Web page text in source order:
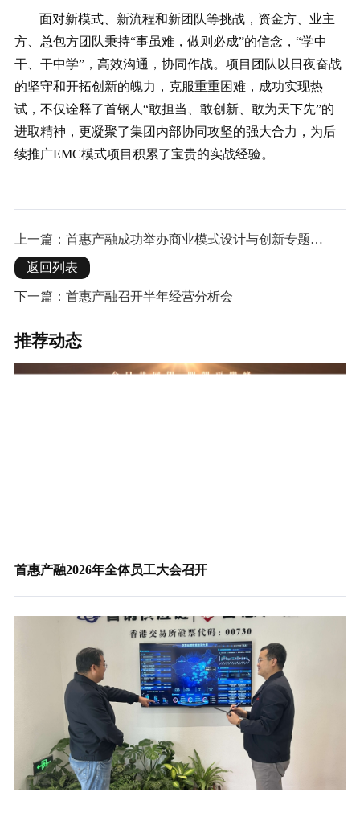
面对新模式、新流程和新团队等挑战，资金方、业主
方、总包方团队秉持“事虽难，做则必成”的信念，“学中
干、干中学”，高效沟通，协同作战。项目团队以日夜奋战
的坚守和开拓创新的魄力，克服重重困难，成功实现热
试，不仅诠释了首钢人“敢担当、敢创新、敢为天下先”的
进取精神，更凝聚了集团内部协同攻坚的强大合力，为后
续推广EMC模式项目积累了宝贵的实战经验。
上一篇：首惠产融成功举办商业模式设计与创新专题培
训 赋能战略转型新动能
返回列表
下一篇：首惠产融召开半年经营分析会
推荐动态
首惠产融2026年全体员工大会召开